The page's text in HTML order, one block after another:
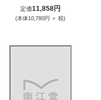
定価11,858円
(本体10,780円 ＋ 税)